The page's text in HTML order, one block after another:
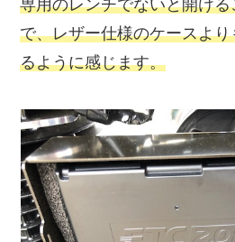
専用のレンチでないと開け
で、レザー仕様のケースよ
るように感じます。